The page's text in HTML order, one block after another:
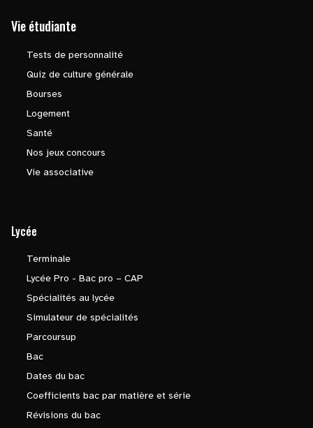
Vie étudiante
Tests de personnalité
Quiz de culture générale
Bourses
Logement
Santé
Nos jeux concours
Vie associative
Lycée
Terminale
Lycée Pro - Bac pro – CAP
Spécialités au lycée
Simulateur de spécialités
Parcoursup
Bac
Dates du bac
Coefficients bac par matière et série
Révisions du bac